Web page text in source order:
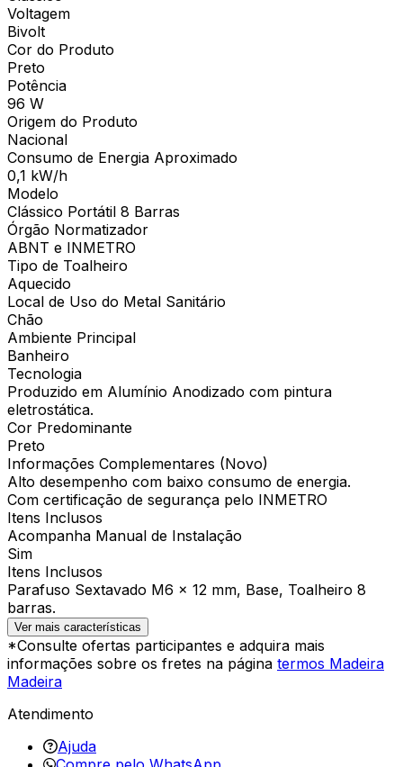
Voltagem
Bivolt
Cor do Produto
Preto
Potência
96 W
Origem do Produto
Nacional
Consumo de Energia Aproximado
0,1 kW/h
Modelo
Clássico Portátil 8 Barras
Órgão Normatizador
ABNT e INMETRO
Tipo de Toalheiro
Aquecido
Local de Uso do Metal Sanitário
Chão
Ambiente Principal
Banheiro
Tecnologia
Produzido em Alumínio Anodizado com pintura
eletrostática.
Cor Predominante
Preto
Informações Complementares (Novo)
Alto desempenho com baixo consumo de energia.
Com certificação de segurança pelo INMETRO
Itens Inclusos
Acompanha Manual de Instalação
Sim
Itens Inclusos
Parafuso Sextavado M6 x 12 mm, Base, Toalheiro 8
barras.
Ver mais características
*Consulte ofertas participantes e adquira mais
informações sobre os fretes na página termos Madeira
Madeira
Atendimento
Ajuda